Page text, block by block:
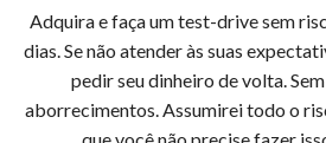
Adquira e faça um test-drive sem
dias. Se não atender às suas
pedir seu dinheiro de volta.
aborrecimentos. Assumirei todo o